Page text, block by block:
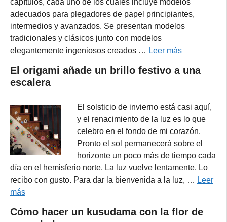
adecuados para plegadores de papel principiantes,
intermedios y avanzados. Se presentan modelos
tradicionales y clásicos junto con modelos
elegantemente ingeniosos creados … Leer más
El origami añade un brillo festivo a una
escalera
El solsticio de invierno está casi aquí,
y el renacimiento de la luz es lo que
celebro en el fondo de mi corazón.
Pronto el sol permanecerá sobre el
horizonte un poco más de tiempo cada
día en el hemisferio norte. La luz vuelve lentamente. Lo
recibo con gusto. Para dar la bienvenida a la luz, … Leer
más
Cómo hacer un kusudama con la flor de